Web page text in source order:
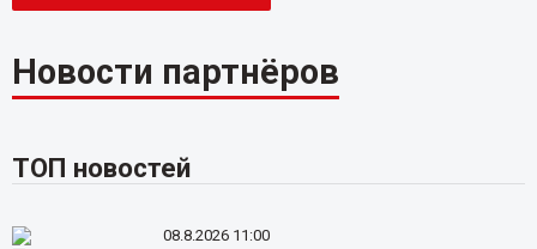
Новости партнёров
ТОП новостей
08.8.2026 11:00